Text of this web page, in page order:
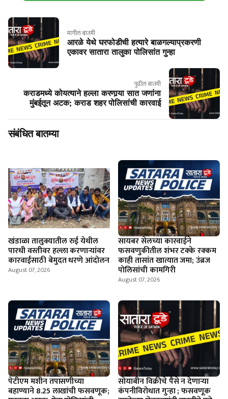
मागील बातमी
आरळे येथे घरफोडीची हत्यारे बाळगल्याप्रकरणी
एकावर सातारा तालुका पोलिसांत गुन्हा
पुढील बातमी
कराडमध्ये कोयत्याने हल्ला करणार्‍या सात जणांना
मुंबईतून अटक; कराड शहर पोलिसांची कारवाई
संबंधित बातम्या
खंडाळा तालुक्यातील रुई येथील
पारधी वस्तीवर हल्ला करणाऱ्यांवर
कारवाईसाठी बेमुदत धरणे आंदोलन
August 07, 2026
सायबर सेलच्या कारवाईने
फसवणुकीतील शंभर टक्के रक्कम
काही तासांत खात्यात जमा; उंब्रज
पोलिसांची कामगिरी
August 07, 2026
पेटीएम मशीन तपासणीच्या
बहाण्याने 8.25 लाखांची फसवणूक;
सोयाबीन विक्रीचे पैसे न देणार्‍या
कंपनीविरोधात गुन्हा ; फसवणूक